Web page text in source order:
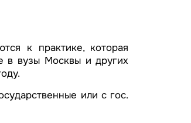
к практике, которая
в вузы Москвы и других
или с гос.